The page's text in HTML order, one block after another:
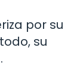
por su
su